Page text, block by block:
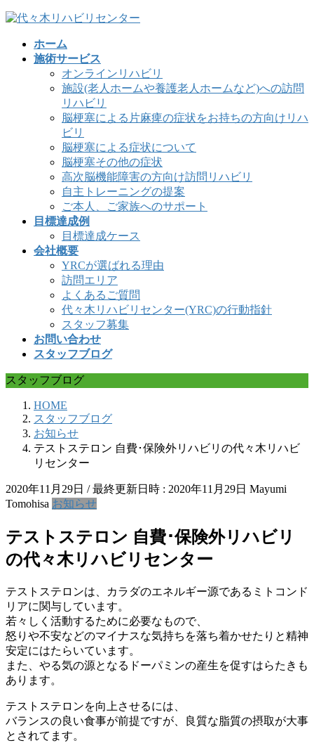
コ
ナ
ホーム
施術サービス
オンラインリハビリ
施設(老人ホームや養護老人ホームなど)への訪問
リハビリ
脳梗塞による片麻痺の症状をお持ちの方向けリハ
ビリ
脳梗塞による症状について
脳梗塞その他の症状
高次脳機能障害の方向け訪問リハビリ
自主トレーニングの提案
ご本人、ご家族へのサポート
目標達成例
目標達成ケース
会社概要
YRCが選ばれる理由
訪問エリア
よくあるご質問
代々木リハビリセンター(YRC)の行動指針
スタッフ募集
お問い合わせ
スタッフブログ
スタッフブログ
HOME
スタッフブログ
お知らせ
テストステロン 自費･保険外リハビリの代々木リハビ
リセンター
2020年11月29日 / 最終更新日時 : 2020年11月29日 Mayumi
Tomohisa お知らせ
テストステロン 自費･保険外リハビリ
の代々木リハビリセンター
テストステロンは、カラダのエネルギー源であるミトコンド
リアに関与しています。
若々しく活動するために必要なもので、
怒りや不安などのマイナスな気持ちを落ち着かせたりと精神
安定にはたらいています。
また、やる気の源となるドーパミンの産生を促すはらたきも
あります。
テストステロンを向上させるには、
バランスの良い食事が前提ですが、良質な脂質の摂取が大事
とされてます。